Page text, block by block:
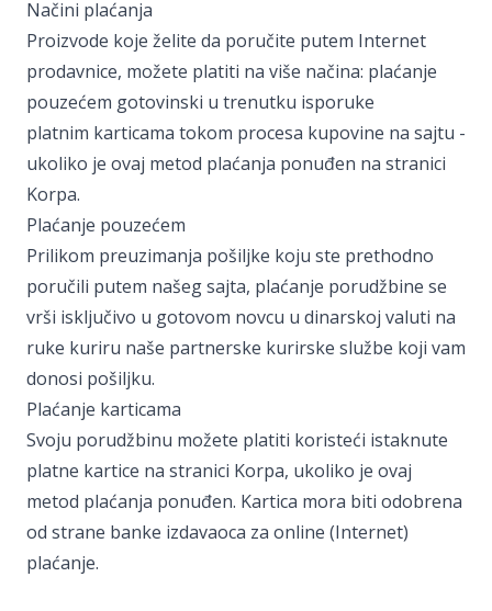
Načini plaćanja
Proizvode koje želite da poručite putem Internet
prodavnice, možete platiti na više načina: plaćanje
pouzećem gotovinski u trenutku isporuke
platnim karticama tokom procesa kupovine na sajtu -
ukoliko je ovaj metod plaćanja ponuđen na stranici
Korpa.
Plaćanje pouzećem
Prilikom preuzimanja pošiljke koju ste prethodno
poručili putem našeg sajta, plaćanje porudžbine se
vrši isključivo u gotovom novcu u dinarskoj valuti na
ruke kuriru naše partnerske kurirske službe koji vam
donosi pošiljku.
Plaćanje karticama
Svoju porudžbinu možete platiti koristeći istaknute
platne kartice na stranici Korpa, ukoliko je ovaj
metod plaćanja ponuđen. Kartica mora biti odobrena
od strane banke izdavaoca za online (Internet)
plaćanje.